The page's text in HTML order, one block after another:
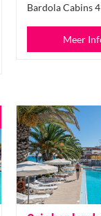
Bardola Cabins
Meer